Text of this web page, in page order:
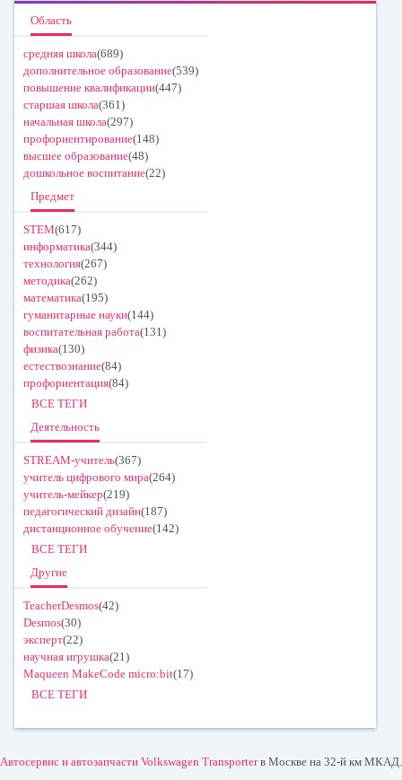
Область
средняя школа(689)
дополнительное образование(539)
повышение квалификации(447)
старшая школа(361)
начальная школа(297)
профориентирование(148)
высшее образование(48)
дошкольное воспитание(22)
Предмет
STEM(617)
информатика(344)
технология(267)
методика(262)
математика(195)
гуманитарные науки(144)
воспитательная работа(131)
физика(130)
естествознание(84)
профориентация(84)
ВСЕ ТЕГИ
Деятельность
STREAM-учитель(367)
учитель цифрового мира(264)
учитель-мейкер(219)
педагогический дизайн(187)
дистанционное обучение(142)
ВСЕ ТЕГИ
Другие
TeacherDesmos(42)
Desmos(30)
эксперт(22)
научная игрушка(21)
Maqueen MakeCode micro:bit(17)
ВСЕ ТЕГИ
Автосервис и автозапчасти Volkswagen Transporterв Москве на 32-й км МКАД.